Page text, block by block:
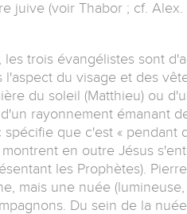
juive (voir Thabor ; cf. Alex.
trois évangélistes sont
du visage et des
du soleil (Matthieu) ou
rayonnement émanant
que c'est « pendant
en outre Jésus
les Prophètes).
mais une nuée
Du sein de la